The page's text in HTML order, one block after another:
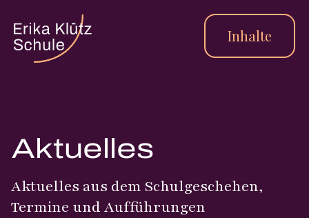
Inhalte
Aktuelles
Aktuelles aus dem Schulgeschehen,
Termine und Aufführungen